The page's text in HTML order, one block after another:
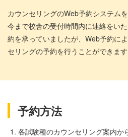
カウンセリングのWeb予約システムを
今まで校舎の受付時間内に連絡をい
約を承っていましたが、Web予約に
セリングの予約を行うことができます
予約方法
各試験種のカウンセリング案内か